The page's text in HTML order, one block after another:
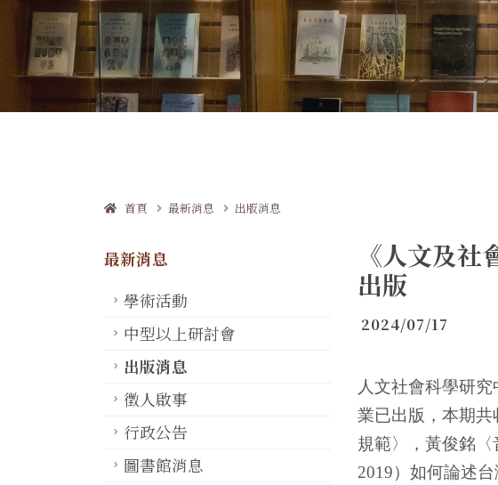
首頁 最新消息 出版消息
最新消息
學術活動
中型以上研討會
出版消息
徵人啟事
行政公告
圖書館消息
《人文及
出版
2024/07/17
人文社會科學研
業已出版，本期
規範〉，黃俊銘
2019）如何論述